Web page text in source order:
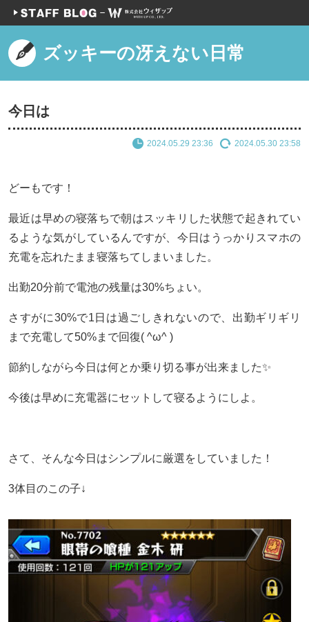
ズッキーの冴えない日常
今日は
2024.05.29 23:36 2024.05.30 23:58
どーもです！
最近は早めの寝落ちで朝はスッキリした状態で起きれてい
るような気がしているんですが、今日はうっかりスマホの
充電を忘れたまま寝落ちてしまいました。
出勤20分前で電池の残量は30%ちょい。
さすがに30%で1日は過ごしきれないので、出勤ギリギリ
まで充電して50%まで回復( ^ω^ )
節約しながら今日は何とか乗り切る事が出来ました✨
今後は早めに充電器にセットして寝るようにしよ。
さて、そんな今日はシンプルに厳選をしていました！
3体目のこの子↓